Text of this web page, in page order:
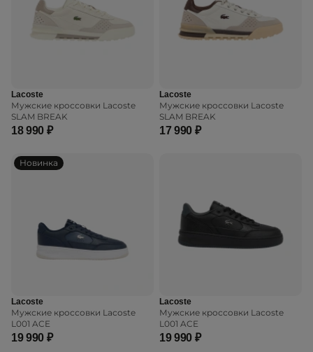
Lacoste
Мужские кроссовки Lacoste
SLAM BREAK
18 990 ₽
Lacoste
Мужские кроссовки Lacoste
SLAM BREAK
17 990 ₽
Новинка
Lacoste
Мужские кроссовки Lacoste
L001 ACE
19 990 ₽
Lacoste
Мужские кроссовки Lacoste
L001 ACE
19 990 ₽